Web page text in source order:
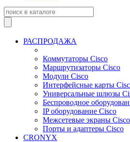
РАСПРОДАЖА
Коммутаторы Cisco
Маршрутизаторы Cisco
Модули Cisco
Интерфейсные карты
Универсальные шлюзы
Беспроводное
IP оборудование Cisco
Межсетевые экраны Cisco
Порты и адаптеры Cisco
CRONYX